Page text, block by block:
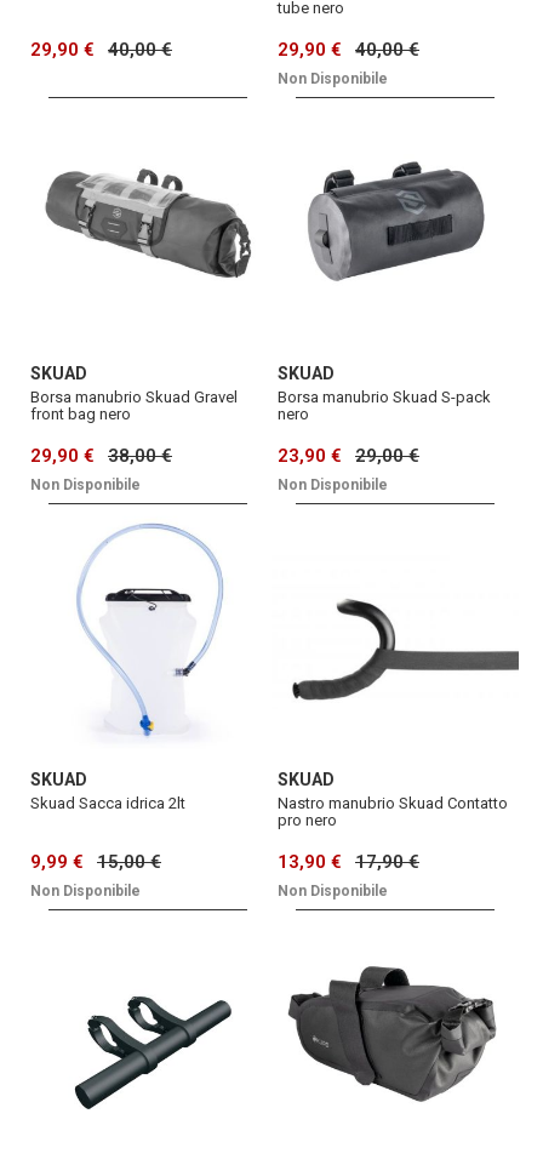
29,90 € 40,00 €
tube nero
29,90 € 40,00 €
Non Disponibile
SKUAD
Borsa manubrio Skuad Gravel
front bag nero
29,90 € 38,00 €
Non Disponibile
SKUAD
Borsa manubrio Skuad S-pack
nero
23,90 € 29,00 €
Non Disponibile
SKUAD
Skuad Sacca idrica 2lt
9,99 € 15,00 €
Non Disponibile
SKUAD
Nastro manubrio Skuad Contatto
pro nero
13,90 € 17,90 €
Non Disponibile